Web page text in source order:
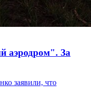
аэродром". За